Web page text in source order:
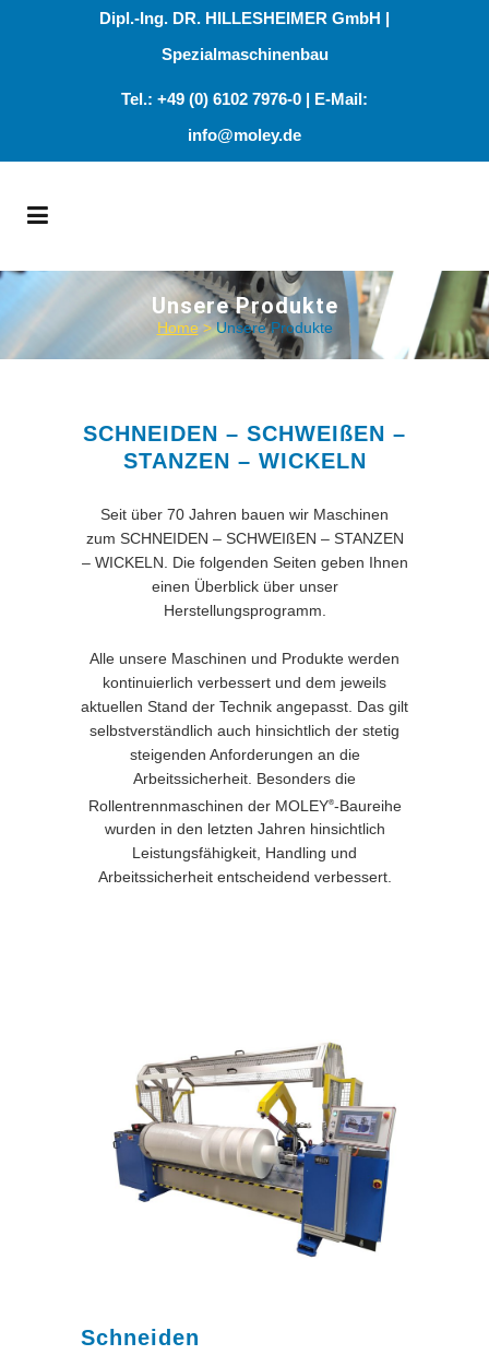
Dipl.-Ing. DR. HILLESHEIMER GmbH |
Spezialmaschinenbau
Tel.: +49 (0) 6102 7976-0 | E-Mail:
info@moley.de
Unsere Produkte
Home >Unsere Produkte
SCHNEIDEN – SCHWEIßEN –
STANZEN – WICKELN
Seit über 70 Jahren bauen wir Maschinen
zum SCHNEIDEN – SCHWEIßEN – STANZEN
– WICKELN.
Die folgenden Seiten geben Ihnen
einen Überblick über unser
Herstellungsprogramm.
Alle unsere Maschinen und Produkte werden
kontinuierlich verbessert und dem jeweils
aktuellen Stand der Technik angepasst. Das gilt
selbstverständlich auch hinsichtlich der stetig
steigenden Anforderungen an die
Arbeitssicherheit. Besonders die
Rollentrennmaschinen der MOLEY®-Baureihe
wurden in den letzten Jahren hinsichtlich
Leistungsfähigkeit, Handling und
Arbeitssicherheit entscheidend verbessert.
Schneiden